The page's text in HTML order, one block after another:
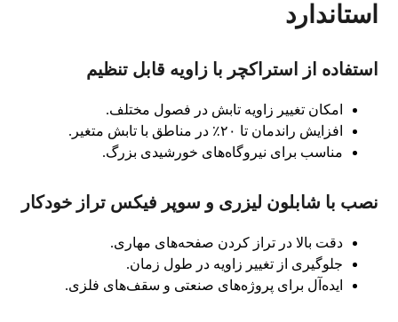
استاندارد
استفاده از استراکچر با زاویه قابل تنظیم
امکان تغییر زاویه تابش در فصول مختلف.
افزایش راندمان تا ۲۰٪ در مناطق با تابش متغیر.
مناسب برای نیروگاه‌های خورشیدی بزرگ.
نصب با شابلون لیزری و سوپر فیکس تراز خودکار
دقت بالا در تراز کردن صفحه‌های مهاری.
جلوگیری از تغییر زاویه در طول زمان.
ایده‌آل برای پروژه‌های صنعتی و سقف‌های فلزی.